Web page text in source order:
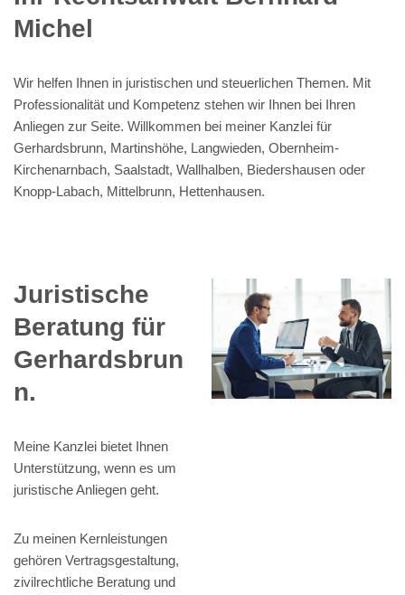
Michel
Wir helfen Ihnen in juristischen und steuerlichen Themen. Mit
Professionalität und Kompetenz stehen wir Ihnen bei Ihren
Anliegen zur Seite. Willkommen bei meiner Kanzlei für
Gerhardsbrunn, Martinshöhe, Langwieden, Obernheim-
Kirchenarnbach, Saalstadt, Wallhalben, Biedershausen oder
Knopp-Labach, Mittelbrunn, Hettenhausen.
Juristische
Beratung für
Gerhardsbrun
n.
Meine Kanzlei bietet Ihnen
Unterstützung, wenn es um
juristische Anliegen geht.
Zu meinen Kernleistungen
gehören Vertragsgestaltung,
zivilrechtliche Beratung und